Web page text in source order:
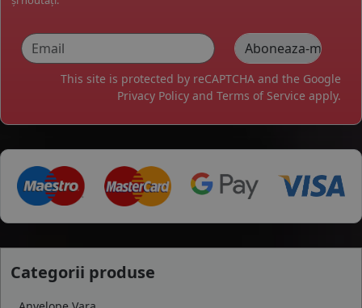
This site is protected by reCAPTCHA and the Google
Privacy Policy and Terms of Service apply.
Categorii produse